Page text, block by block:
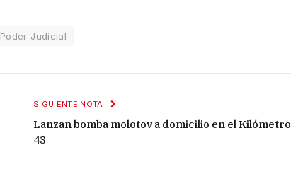
Poder Judicial
SIGUIENTE NOTA
Lanzan bomba molotov a domicilio en el Kilómetro
43